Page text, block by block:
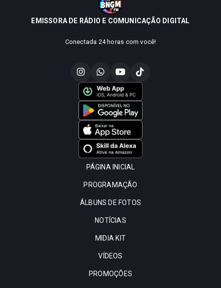
EMISSORA DE RÁDIO E COMUNICAÇÃO DIGITAL
Conectada 24 horas com você!
PÁGINA INICIAL
PROGRAMAÇÃO
ÁLBUNS DE FOTOS
NOTÍCIAS
MIDIA KIT
VÍDEOS
PROMOÇÕES